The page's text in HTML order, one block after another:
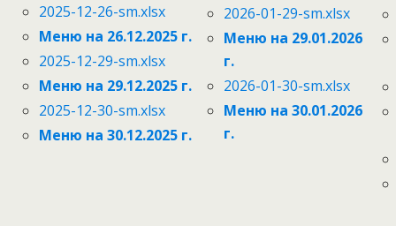
2025-12-26-sm.xlsx
Меню на 26.12.2025 г.
2025-12-29-sm.xlsx
Меню на 29.12.2025 г.
2025-12-30-sm.xlsx
Меню на 30.12.2025 г.
2026-01-29-sm.xlsx
Меню на 29.01.2026
г.
2026-01-30-sm.xlsx
Меню на 30.01.2026
г.